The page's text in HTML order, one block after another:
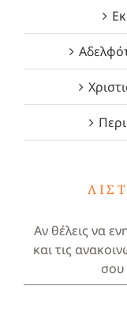
Αν θέλεις να
και τις
σου